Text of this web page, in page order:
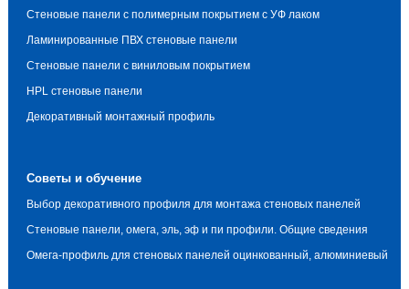
Стеновые панели с полимерным покрытием с УФ лаком
Ламинированные ПВХ стеновые панели
Стеновые панели с виниловым покрытием
HPL стеновые панели
Декоративный монтажный профиль
Советы и обучение
Выбор декоративного профиля для монтажа стеновых панелей
Стеновые панели, омега, эль, эф и пи профили. Общие сведения
Омега-профиль для стеновых панелей оцинкованный, алюминиевый